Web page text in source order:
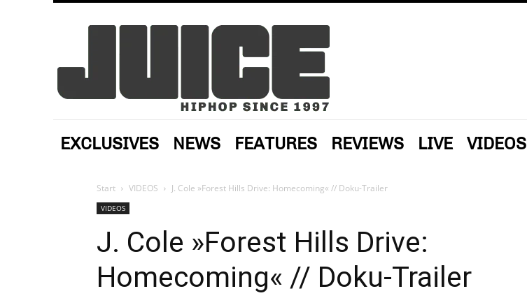
EXCLUSIVES NEWS FEATURES REVIEWS LIVE VIDEOS
Start VIDEOS J. Cole »Forest Hills Drive: Homecoming« // Doku-Trailer
VIDEOS
J. Cole »Forest Hills Drive:
Homecoming« // Doku-Trailer